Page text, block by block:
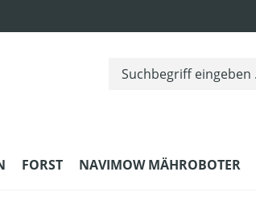
FORST NAVIMOW MÄHROBOTER